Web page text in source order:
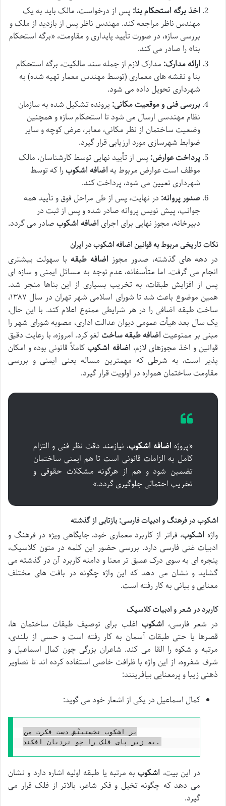
اخذ برگه استحکام بنا: پس از درخواست، مالک باید به یک
مهندس ناظر مراجعه کند. مهندس ناظر پس از بازدید از ملک و
بررسی سازه، در صورت تأیید پایداری و مقاومت، «برگه استحکام
بنا» را صادر می کند.
ارائه مدارک: مدارک لازم از جمله سند مالکیت، برگه استحکام
بنا و نقشه های معماری (توسط مهندس معمار تهیه شده) به
شهرداری تحویل داده می شود.
بررسی فنی و موقعیت مکانی: پرونده تشکیل شده به سازمان
نظام مهندسی ارسال می شود تا استحکام سازه و همچنین
وضعیت ساختمان از نظر مکانی، معابر، عرض کوچه و سایر
ضوابط شهرسازی مورد ارزیابی قرار گیرد.
پرداخت عوارض: پس از تأیید نهایی توسط کارشناسان، مالک
موظف است عوارض مربوط بهاضافه اشکوبرا که توسط
شهرداری تعیین می شود، پرداخت کند.
صدور پروانه: در نهایت، پس از طی مراحل فوق و تأیید همه
جوانب، پیش نویس پروانه صادر شده و پس از ثبت در
دبیرخانه، مجوز نهایی برای اجرایاضافه اشکوبصادر می گردد.
نکات تاریخی مربوط به قوانین اضافه اشکوب در ایران
در دهه های گذشته، صدور مجوز اضافه طبقه با سهولت بیشتری
انجام می گرفت. اما متأسفانه، عدم توجه به مسائل ایمنی و سازه ای
پس از افزایش طبقات، به تخریب بسیاری از این بناها منجر شد.
همین موضوع باعث شد تا شورای اسلامی شهر تهران در سال ۱۳۸۷،
ساخت طبقه اضافی را در هر شرایطی ممنوع اعلام کند. با این حال،
یک سال بعد هیأت عمومی دیوان عدالت اداری، مصوبه شورای شهر را
مبنی بر ممنوعیتاضافه طبقه ساختلغو کرد. امروزه، با رعایت دقیق
قوانین و اخذ مجوزهای لازم، اضافه اشکوبکاملاً قانونی بوده و امکان
پذیر است، به شرطی که مهمترین مساله یعنی ایمنی و بررسی
مقاومت ساختمان همواره در اولویت قرار گیرد.
«پروژه اضافه اشکوب، نیازمند دقت نظر فنی و التزام
کامل به الزامات قانونی است تا هم ایمنی ساختمان
تضمین شود و هم از هرگونه مشکلات حقوقی و
تخریب احتمالی جلوگیری گردد.»
اشکوب در فرهنگ و ادبیات فارسی: بازتابی از گذشته
واژه اشکوب، فراتر از کاربرد معماری خود، جایگاهی ویژه در فرهنگ و
ادبیات غنی فارسی دارد. بررسی حضور این کلمه در متون کلاسیک،
پنجره ای به سوی درک عمیق تر معنا و دامنه کاربرد آن در گذشته می
گشاید و نشان می دهد که این واژه چگونه در بافت های مختلف
معنایی و بیانی به کار رفته است.
کاربرد در شعر و ادبیات کلاسیک
در شعر فارسی، اشکوب اغلب برای توصیف طبقات ساختمان ها،
قصرها یا حتی طبقات آسمان به کار رفته است و حسی از بلندی،
مرتبه و شکوه را القا می کند. شاعران بزرگی چون کمال اسماعیل و
شرف شفروه، از این واژه با ظرافت خاصی استفاده کرده اند تا تصاویر
ذهنی زیبا و پرمعنایی بیافرینند:
کمال اسماعیل در یکی از اشعار خود می گوید:
بر اشکوب نخستینْش دست فکرت من
در این بیت، اشکوببه مرتبه یا طبقه اولیه اشاره دارد و نشان
می دهد که چگونه تخیل و فکر شاعر، بالاتر از فلک قرار می
گیرد.